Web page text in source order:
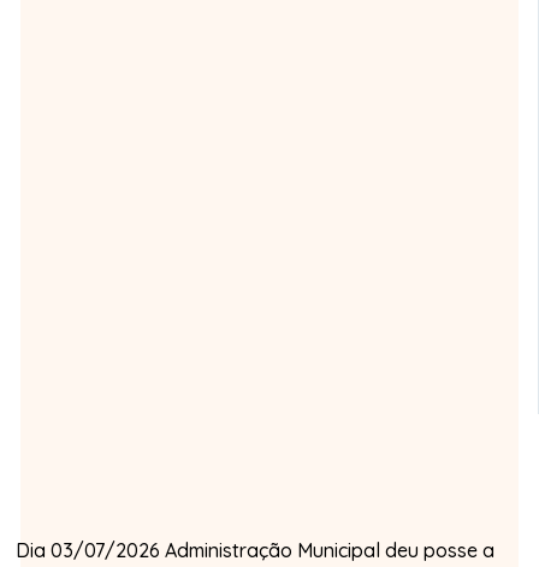
Dia 03/07/2026 Administração Municipal deu posse a